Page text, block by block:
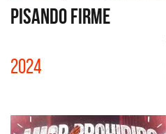
PISANDO FIRME
2024